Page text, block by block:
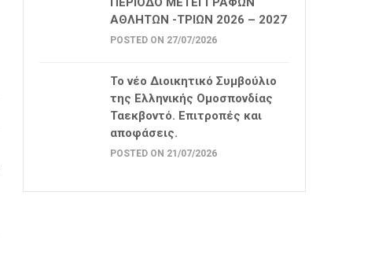
ΑΘΛΗΤΩΝ -ΤΡΙΩΝ 2026 – 2027
POSTED ON 27/07/2026
Το νέο Διοικητικό Συμβούλιο
της Ελληνικής Ομοσπονδίας
Ταεκβοντό. Επιτροπές και
αποφάσεις.
POSTED ON 21/07/2026